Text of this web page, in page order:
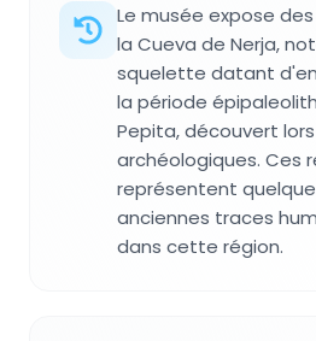
Le musée expose
la Cueva de Nerja,
squelette datant
la période
Pepita, découvert
archéologiques. Ces
représentent
anciennes traces
dans cette région.